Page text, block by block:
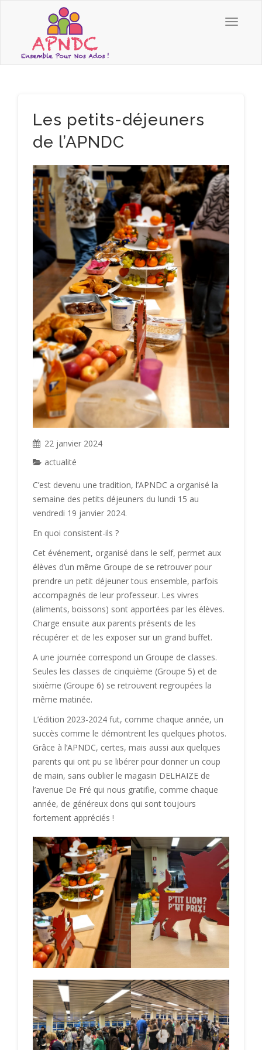
Les petits-déjeuners
de l’APNDC
22 janvier 2024
actualité
C’est devenu une tradition, l’APNDC a organisé la
semaine des petits déjeuners du lundi 15 au
vendredi 19 janvier 2024.
En quoi consistent-ils ?
Cet événement, organisé dans le self, permet aux
élèves d’un même Groupe de se retrouver pour
prendre un petit déjeuner tous ensemble, parfois
accompagnés de leur professeur. Les vivres
(aliments, boissons) sont apportées par les élèves.
Charge ensuite aux parents présents de les
récupérer et de les exposer sur un grand buffet.
A une journée correspond un Groupe de classes.
Seules les classes de cinquième (Groupe 5) et de
sixième (Groupe 6) se retrouvent regroupées la
même matinée.
L’édition 2023-2024 fut, comme chaque année, un
succès comme le démontrent les quelques photos.
Grâce à l’APNDC, certes, mais aussi aux quelques
parents qui ont pu se libérer pour donner un coup
de main, sans oublier le magasin DELHAIZE de
l’avenue De Fré qui nous gratifie, comme chaque
année, de généreux dons qui sont toujours
fortement appréciés !